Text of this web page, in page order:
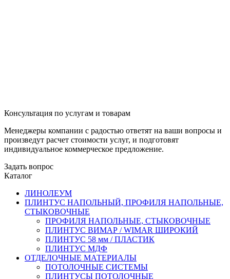
Консультация по услугам и товарам
Менеджеры компании с радостью ответят на ваши вопросы и
произведут расчет стоимости услуг, и подготовят
индивидуальное коммерческое предложение.
Задать вопрос
Каталог
ЛИНОЛЕУМ
ПЛИНТУС НАПОЛЬНЫЙ, ПРОФИЛЯ НАПОЛЬНЫЕ,
СТЫКОВОЧНЫЕ
ПРОФИЛЯ НАПОЛЬНЫЕ, СТЫКОВОЧНЫЕ
ПЛИНТУС ВИМАР / WIMAR ШИРОКИЙ
ПЛИНТУС 58 мм / ПЛАСТИК
ПЛИНТУС МДФ
ОТДЕЛОЧНЫЕ МАТЕРИАЛЫ
ПОТОЛОЧНЫЕ СИСТЕМЫ
ПЛИНТУСЫ ПОТОЛОЧНЫЕ